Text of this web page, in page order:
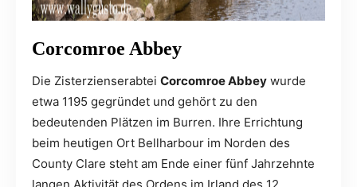
Corcomroe Abbey
Die Zisterzienserabtei Corcomroe Abbey wurde
etwa 1195 gegründet und gehört zu den
bedeutenden Plätzen im Burren. Ihre Errichtung
beim heutigen Ort Bellharbour im Norden des
County Clare steht am Ende einer fünf Jahrzehnte